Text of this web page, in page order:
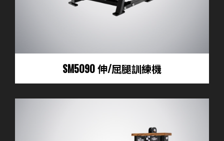
SM5090 伸/屈腿訓練機